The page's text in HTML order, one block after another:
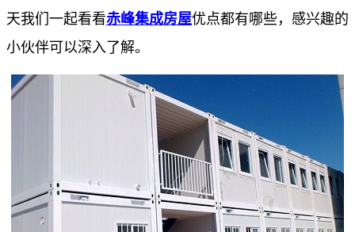
天我们一起看看赤峰集成房屋优点都有哪些，感兴趣的
小伙伴可以深入了解。